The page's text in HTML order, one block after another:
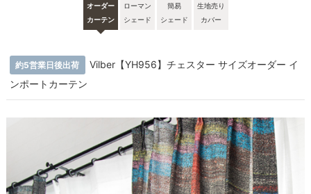
オーダー
カーテン
ローマン
シェード
簡易
シェード
生地売り
カバー
約5営業日後出荷
Vilber【YH956】チェスター サイズオーダー イ
ンポートカーテン